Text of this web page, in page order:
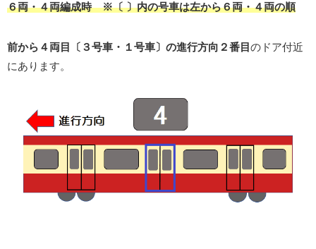
６両・４両編成時 ※〔 〕内の号車は左から６両・４両の順
前から４両目〔３号車・１号車〕の進行方向２番目 のドア付近
にあります。